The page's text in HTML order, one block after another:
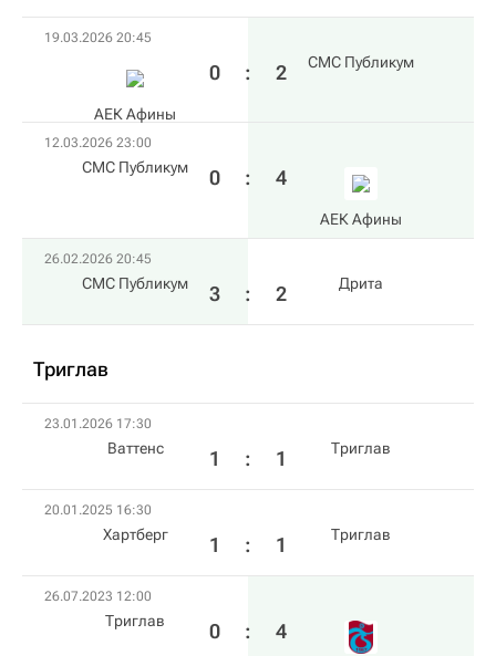
19.03.2026 20:45
АЕК Афины
0 : 2 СМС Публикум
12.03.2026 23:00
СМС Публикум 0 : 4
АЕК Афины
26.02.2026 20:45
СМС Публикум 3 : 2 Дрита
Триглав
23.01.2026 17:30
Ваттенс 1 : 1 Триглав
20.01.2025 16:30
Хартберг 1 : 1 Триглав
26.07.2023 12:00
Триглав 0 : 4